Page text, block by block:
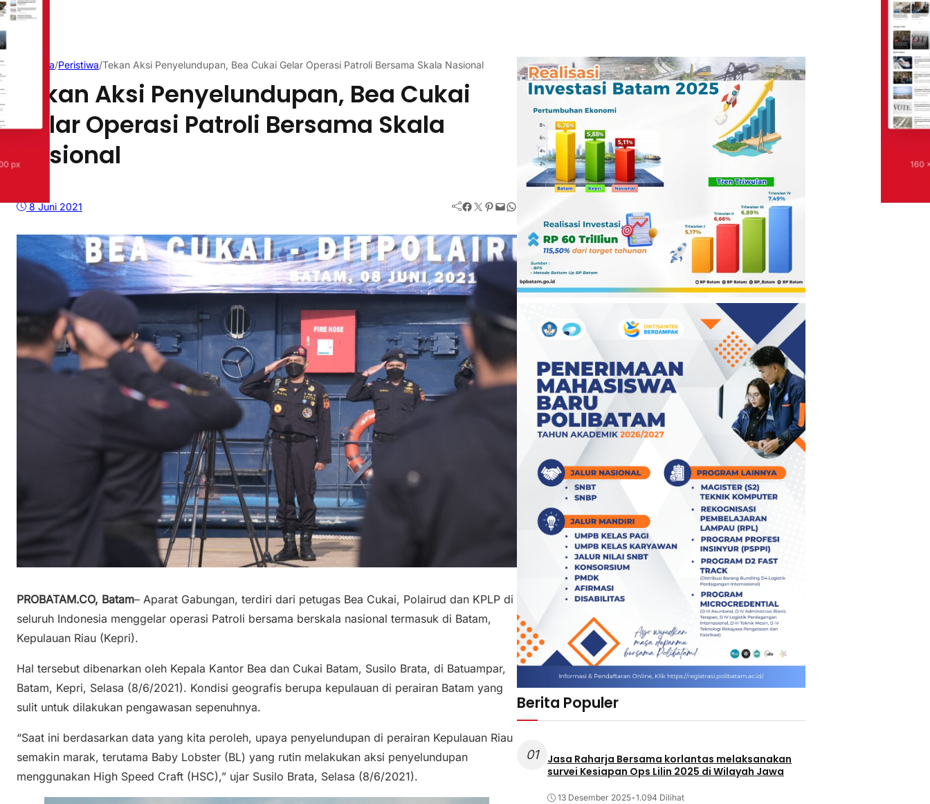
Beranda/Peristiwa/Tekan Aksi Penyelundupan, Bea Cukai Gelar Operasi Patroli Bersama Skala Nasional
Tekan Aksi Penyelundupan, Bea Cukai
Gelar Operasi Patroli Bersama Skala
Nasional
8 Juni 2021 Facebook Twitter Pinterest Mail WhatsApp
PROBATAM.CO, Batam– Aparat Gabungan, terdiri dari petugas Bea Cukai, Polairud dan KPLP di
seluruh Indonesia menggelar operasi Patroli bersama berskala nasional termasuk di Batam,
Kepulauan Riau (Kepri).
Hal tersebut dibenarkan oleh Kepala Kantor Bea dan Cukai Batam, Susilo Brata, di Batuampar,
Batam, Kepri, Selasa (8/6/2021). Kondisi geografis berupa kepulauan di perairan Batam yang
sulit untuk dilakukan pengawasan sepenuhnya.
“Saat ini berdasarkan data yang kita peroleh, upaya penyelundupan di perairan Kepulauan Riau
semakin marak, terutama Baby Lobster (BL) yang rutin melakukan aksi penyelundupan
menggunakan High Speed Craft (HSC),” ujar Susilo Brata, Selasa (8/6/2021).
Berita Populer
01
Jasa Raharja Bersama korlantas melaksanakan
survei Kesiapan Ops Lilin 2025 di Wilayah Jawa
13 Desember 2025•1.094 Dilihat